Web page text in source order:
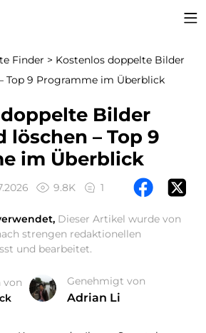
Finder > Kostenlos doppelte Bilder
Top 9 Programme im Überblick
Bilder
löschen – Top 9
im Überblick
9.8K 1
Dieser Artikel wurde von
strengen redaktionellen
und bearbeitet.
von
Genehmigt von
Adrian Li